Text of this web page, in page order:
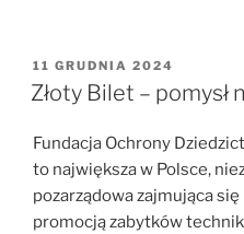
OPUBLIKOWANE
W
11 GRUDNIA 2024
Złoty Bilet – pomysł
Fundacja Ochrony
to największa w Polsce,
pozarządowa zajmująca
promocją zabytków